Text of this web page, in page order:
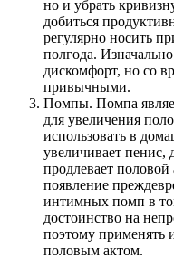
но и убрать
добиться
регулярно носить
полгода.
дискомфорт, но со
привычными.
Помпы. Помпа
для увеличения
использовать в
увеличивает пенис,
продлевает половой
появление
интимных помп в
достоинство на
поэтому применять
половым актом.